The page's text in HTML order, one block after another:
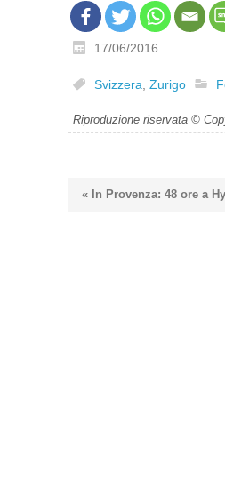
17/06/2016
Svizzera, Zurigo
Riproduzione riservata ©
« In Provenza: 48 ore a